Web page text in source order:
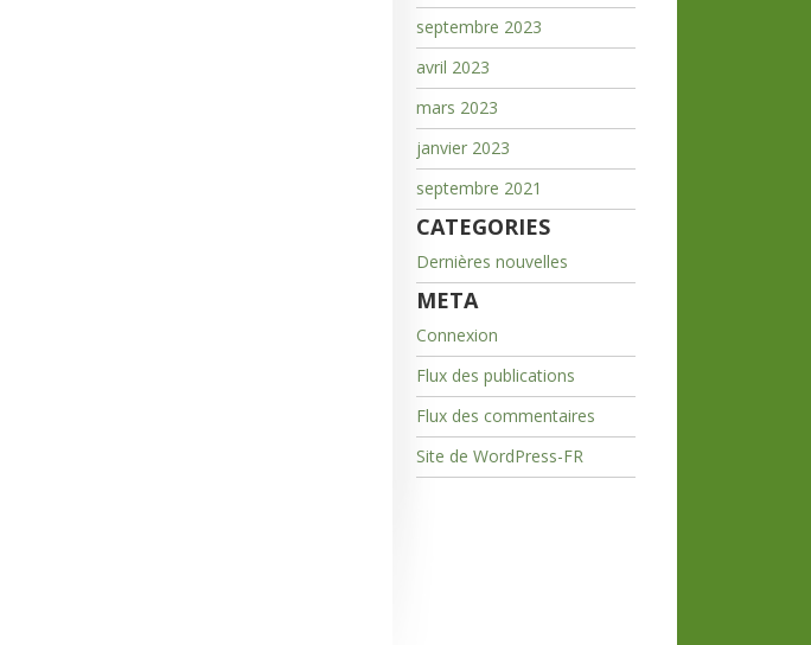
septembre 2023
avril 2023
mars 2023
janvier 2023
septembre 2021
CATEGORIES
Dernières nouvelles
META
Connexion
Flux des publications
Flux des commentaires
Site de WordPress-FR